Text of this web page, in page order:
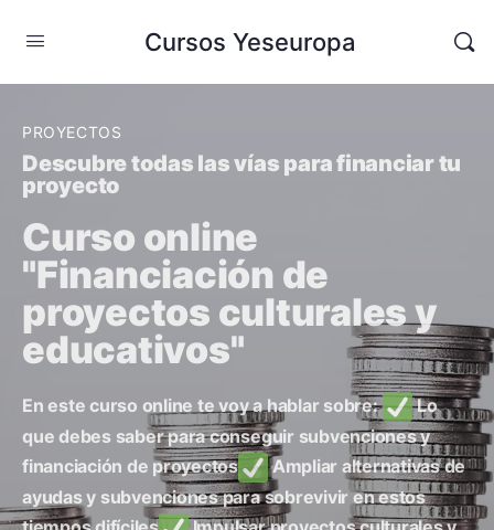
Cursos Yeseuropa
PROYECTOS
Descubre todas las vías para financiar tu
proyecto
Curso online
"Financiación de
proyectos culturales y
educativos"
En este curso online te voy a hablar sobre:
Lo
que debes saber para conseguir subvenciones y
financiación de proyectos
Ampliar alternativas de
ayudas y subvenciones para sobrevivir en estos